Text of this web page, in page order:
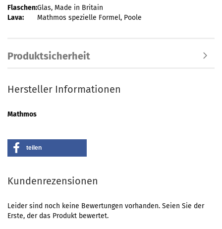
Flaschen:Glas, Made in Britain
Lava:
Mathmos spezielle Formel, Poole
Produktsicherheit
Hersteller Informationen
Mathmos
teilen
Kundenrezensionen
Leider sind noch keine Bewertungen vorhanden. Seien Sie der
Erste, der das Produkt bewertet.